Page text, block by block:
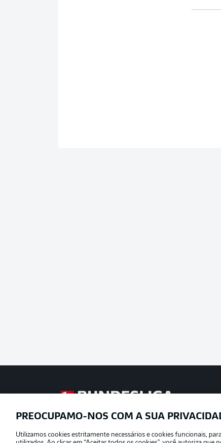
Football as it’s meant to be
Oferecido por
PREOCUPAMO-NOS COM A SUA
Utilizamos cookies estritamente necessários e cookies funcionais,